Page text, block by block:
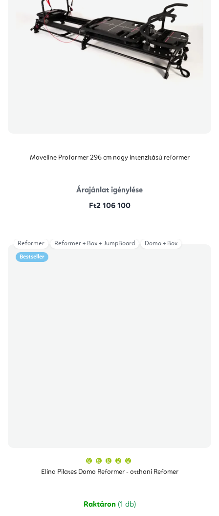
Moveline Proformer 296 cm nagy intenzitású reformer
Árajánlat igénylése
Ft2 106 100
Bestseller
Elina Pilates Domo Reformer - otthoni Refomer
átlagos
értékelése
csillag.
Raktáron (1 db)
Reformer Reformer + Box + JumpBoard Domo + Box